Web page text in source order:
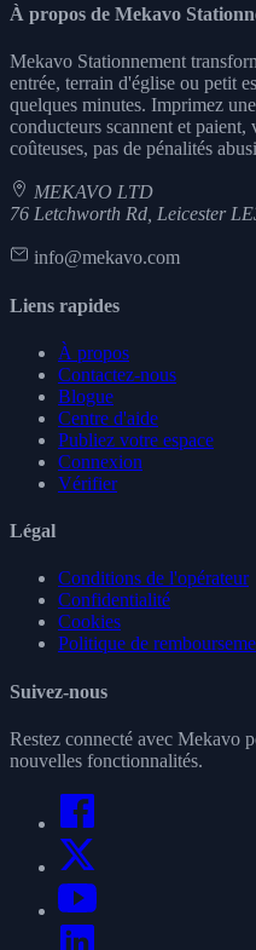
À propos de Mekavo
Mekavo Stationnement
entrée, terrain d'église ou petit
quelques minutes. Imprimez
conducteurs scannent et paient,
coûteuses, pas de pénalités
MEKAVO LTD
76 Letchworth Rd, Leicester
info@mekavo.com
Liens rapides
À propos
Contactez-nous
Blogue
Centre d'aide
Publiez votre espace
Connexion
Vérifier
Légal
Conditions de l'opérateur
Confidentialité
Cookies
Politique de
Suivez-nous
Restez connecté avec Mekavo
nouvelles fonctionnalités.